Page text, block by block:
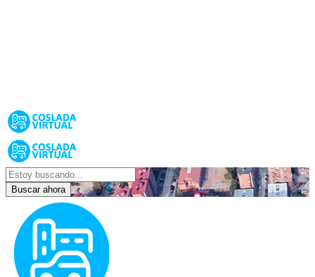
Buscar ahora